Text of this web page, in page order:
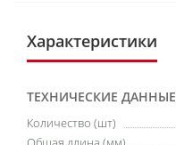
Характеристики
ТЕХНИЧЕСКИЕ ДАННЫЕ
Количество (шт)